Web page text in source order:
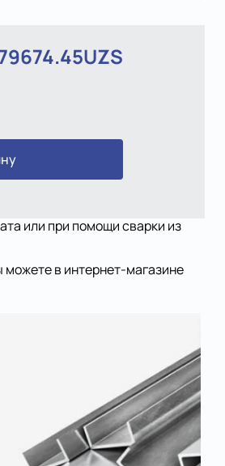
или при помощи сварки из
можете в интернет-магазине